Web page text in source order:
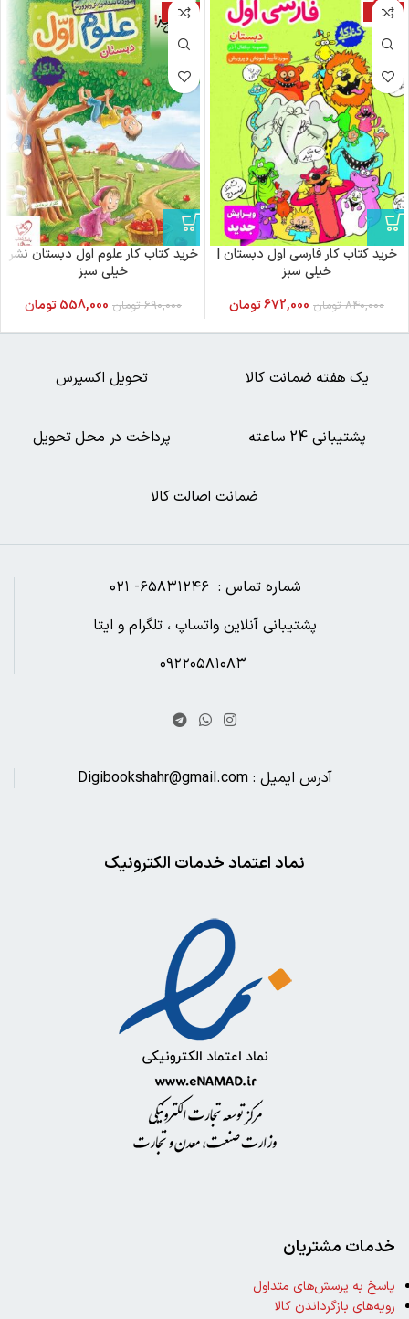
-20%
خرید کتاب کار فارسی اول دبستان |
خیلی سبز
840,000 تومان 672,000تومان
-19%
خرید کتاب کار علوم اول دبستان نشر
خیلی سبز
690,000 تومان 558,000تومان
ضمانت اصالت کالا
پرداخت در محل تحویل پشتیبانی 24 ساعته
تحویل اکسپرس یک هفته ضمانت کالا
شماره تماس : ۶۵۸۳۱۲۴۶- ۰۲۱
پشتیبانی آنلاین واتساپ ، تلگرام و ایتا
آدرس ایمیل : Digibookshahr@gmail.com
نماد اعتماد خدمات الکترونیک
خدمات مشتریان
پاسخ به پرسش‌های متداول
رویه‌های بازگرداندن کالا